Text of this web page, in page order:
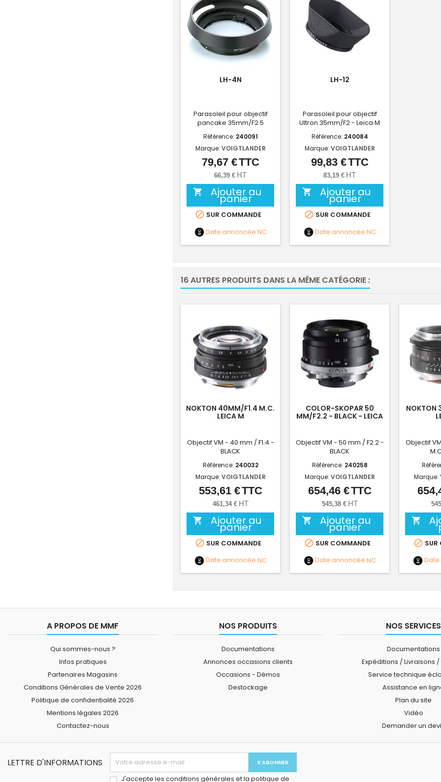
LH-4N
Parasoleil pour objectif
pancake 35mm/F2.5
Référence: 240091
Marque: VOIGTLANDER
Prix
79,67 €TTC
66,39 € HT
 Ajouter au
panier
 SUR COMMANDE
Date annoncée NC
LH-12
Parasoleil pour objectif
Ultron 35mm/F2 - Leica M
Référence: 240084
Marque: VOIGTLANDER
Prix
99,83 €TTC
83,19 € HT
 Ajouter au
panier
 SUR COMMANDE
Date annoncée NC
16 AUTRES PRODUITS DANS LA MÊME CATÉGORIE :
NOKTON 40MM/F1.4 M.C.
LEICA M
Objectif VM - 40 mm / F1.4 -
BLACK
Référence: 240032
Marque: VOIGTLANDER
Prix
553,61 €TTC
461,34 € HT
 Ajouter au
panier
 SUR COMMANDE
Date annoncée NC
COLOR-SKOPAR 50
MM/F2.2 - BLACK - LEICA
Objectif VM - 50 mm / F2.2 -
BLACK
Référence: 240258
Marque: VOIGTLANDER
Prix
654,46 €TTC
545,38 € HT
 Ajouter au
panier
 SUR COMMANDE
Date annoncée NC
NOKTON
Objectif
Marque:

 SUR
A PROPOS DE MMF
Qui sommes-nous ?
Infos pratiques
Partenaires Magasins
Conditions Générales de Vente 2026
Politique de confidentialité 2026
Mentions légales 2026
Contactez-nous
NOS PRODUITS
Documentations
Annonces occasions clients
Occasions - Démos
Destockage
NOS SERVICES
Documentations
Expéditions / Livraisons
Service technique
Assistance en
Plan du site
Vidéo
Demander un
LETTRE D'INFORMATIONS
J'accepte les conditions générales et la politique de